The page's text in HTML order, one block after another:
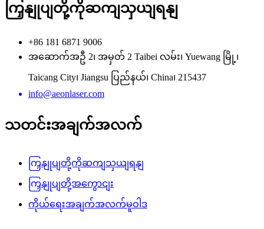
ကြှနျုပျတို့ကိုဆကျသှယျရနျ
+86 181 6871 9006
အဆောက်အဦ 2၊ အမှတ် 2 Taibei လမ်း၊ Yuewang မြို့၊
Taicang City၊ Jiangsu ပြည်နယ်၊ China၊ 215437
info@aeonlaser.com
သတင်းအချက်အလက်
ကြှနျုပျတို့ကိုဆကျသှယျရနျ
ကြှနျုပျတို့အကွောငျး
ကိုယ်ရေးအချက်အလက်မူဝါဒ